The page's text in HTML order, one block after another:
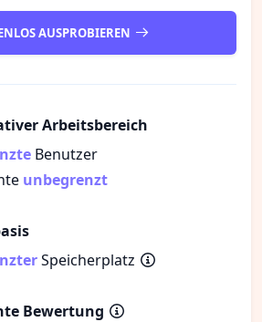
AUSPROBIEREN
Arbeitsbereich
Benutzer
unbegrenzt
Speicherplatz
Bewertung